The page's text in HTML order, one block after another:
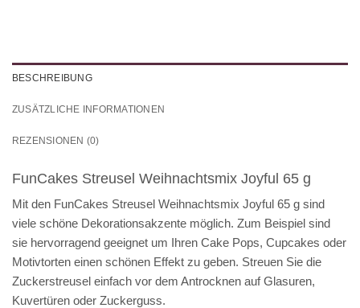
BESCHREIBUNG
ZUSÄTZLICHE INFORMATIONEN
REZENSIONEN (0)
FunCakes Streusel Weihnachtsmix Joyful 65 g
Mit den FunCakes Streusel Weihnachtsmix Joyful 65 g sind
viele schöne Dekorationsakzente möglich. Zum Beispiel sind
sie hervorragend geeignet um Ihren Cake Pops, Cupcakes oder
Motivtorten einen schönen Effekt zu geben. Streuen Sie die
Zuckerstreusel einfach vor dem Antrocknen auf Glasuren,
Kuvertüren oder Zuckerguss.